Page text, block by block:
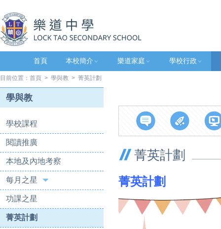
首頁 本校簡介 樂道家庭 學校行政
目前位置： 首頁 > 學與教 > 菁英計劃
學與教
學校課程
閱讀推廣
本地及內地考察
每月之星
功課之星
菁英計劃
菁英計劃
菁英計劃